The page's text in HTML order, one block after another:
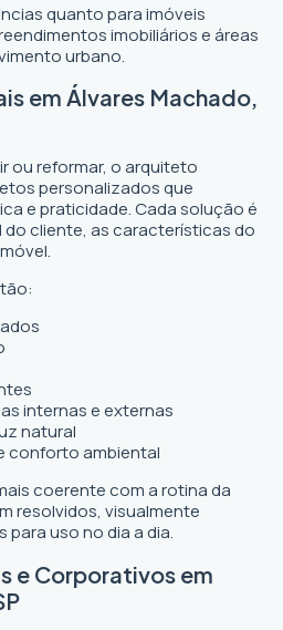
quanto para imóveis
imobiliários e áreas
urbano.
em Álvares Machado,
ou reformar, o arquiteto
personalizados que
e praticidade. Cada solução é
cliente, as características do
internas e externas
natural
conforto ambiental
coerente com a rotina da
resolvidos, visualmente
uso no dia a dia.
e Corporativos em